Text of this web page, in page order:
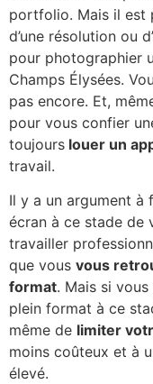
portfolio. Mais il est
d’une résolution ou
pour photographier
Champs Élysées.
pas encore. Et,
pour vous confier
toujours louer un
travail.
Il y a un argument à
écran à ce stade de
travailler
que vous vous
format. Mais si
plein format à ce
même de limiter
moins coûteux et à
élevé.